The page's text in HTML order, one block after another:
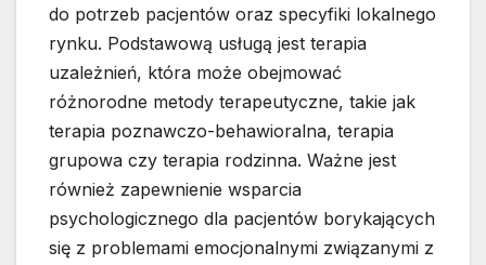
do potrzeb pacjentów oraz specyfiki lokalnego
rynku. Podstawową usługą jest terapia
uzależnień, która może obejmować
różnorodne metody terapeutyczne, takie jak
terapia poznawczo-behawioralna, terapia
grupowa czy terapia rodzinna. Ważne jest
również zapewnienie wsparcia
psychologicznego dla pacjentów borykających
się z problemami emocjonalnymi związanymi z